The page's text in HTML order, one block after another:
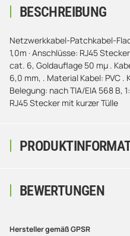
BESCHREIBUNG
Netzwerkkabel-Patchkabel-
1,0m · Anschlüsse: RJ45
cat. 6, Goldauflage 50 mµ .
6,0 mm, . Material Kabel: PVC .
Belegung: nach TIA/EIA 568 B,
RJ45 Stecker mit kurzer Tülle
BEWERTUNGEN
Hersteller gemäß GPSR